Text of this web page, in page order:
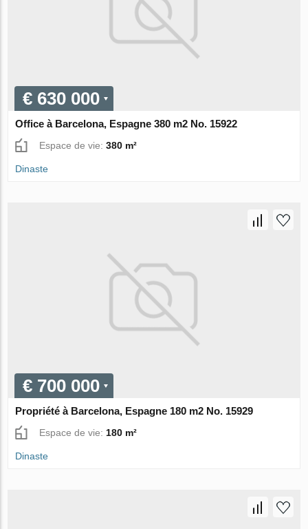
€ 630 000
Office à Barcelona, Espagne 380 m2 No. 15922
Espace de vie:380 m²
Dinaste
€ 700 000
Propriété à Barcelona, Espagne 180 m2 No. 15929
Espace de vie: 180 m²
Dinaste